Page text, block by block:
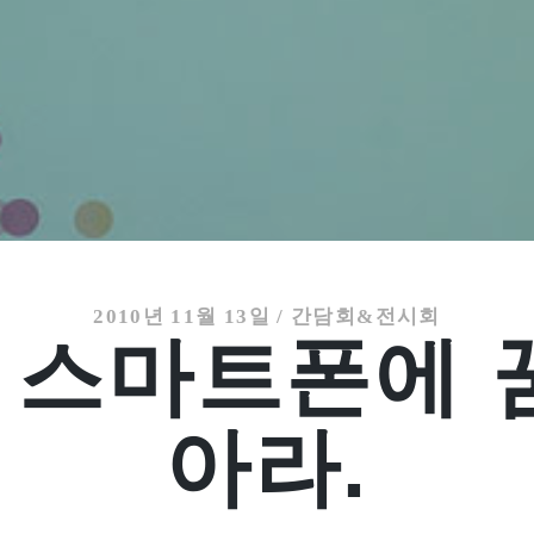
2010년 11월 13일 / 간담회&전시회
마트폰에
아라.